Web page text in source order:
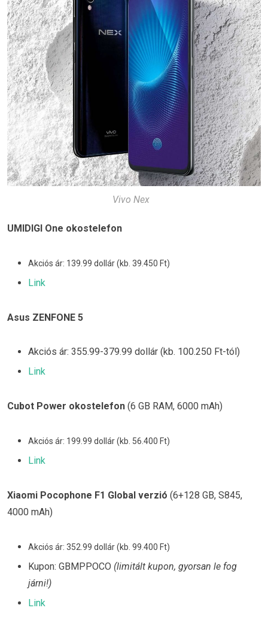
Vivo Nex
UMIDIGI One okostelefon
Akciós ár: 139.99 dollár (kb. 39.450 Ft)
Link
Asus ZENFONE 5
Akciós ár: 355.99-379.99 dollár (kb. 100.250 Ft-tól)
Link
Cubot Power okostelefon (6 GB RAM, 6000 mAh)
Akciós ár: 199.99 dollár (kb. 56.400 Ft)
Link
Xiaomi Pocophone F1 Global verzió (6+128 GB, S845,
4000 mAh)
Akciós ár: 352.99 dollár (kb. 99.400 Ft)
Kupon: GBMPPOCO (limitált kupon, gyorsan le fog
járni!)
Link